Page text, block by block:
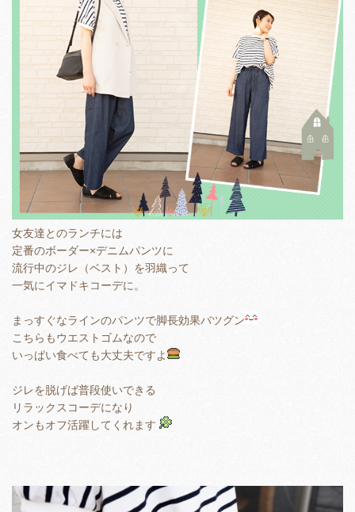
女友達とのランチには
定番のボーダー×デニムパンツに
流行中のジレ（ベスト）を羽織って
一気にイマドキコーデに。
まっすぐなラインのパンツで脚長効果バツグン
こちらもウエストゴムなので
いっぱい食べても大丈夫ですよ
ジレを脱げば普段使いできる
リラックスコーデになり
オンもオフ活躍してくれます